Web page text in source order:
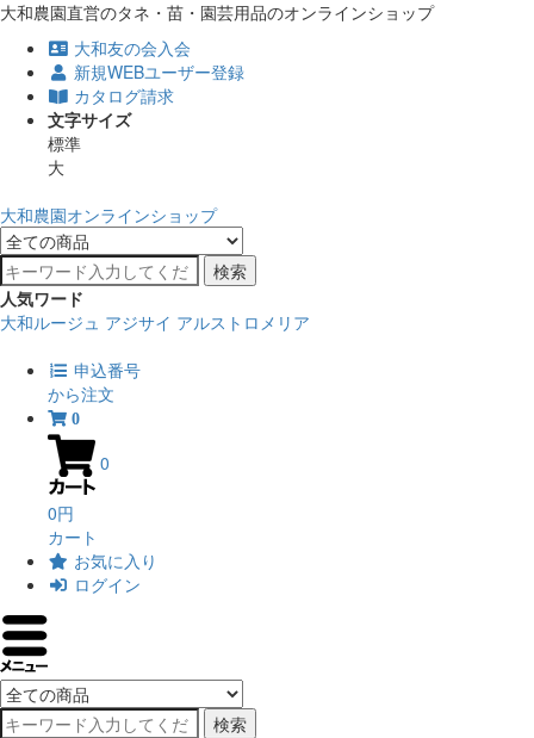
大和農園直営のタネ・苗・園芸用品のオンラインショップ
大和友の会入会
新規WEBユーザー登録
カタログ請求
文字サイズ
標準
大
大和農園オンラインショップ
検索
人気ワード
大和ルージュ アジサイ アルストロメリア
申込番号
から注文
0
0
0円
カート
お気に入り
ログイン
検索